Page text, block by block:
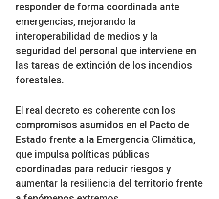
responder de forma coordinada ante
emergencias, mejorando la
interoperabilidad de medios y la
seguridad del personal que interviene en
las tareas de extinción de los incendios
forestales.
El real decreto es coherente con los
compromisos asumidos en el Pacto de
Estado frente a la Emergencia Climática,
que impulsa políticas públicas
coordinadas para reducir riesgos y
aumentar la resiliencia del territorio frente